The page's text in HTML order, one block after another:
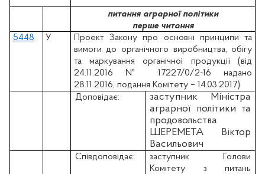
питання аграрної політики
перше читання
5448
У
Проект Закону про основні принципи та
вимоги до органічного виробництва, обігу
та маркування органічної продукції (вiд
24.11.2016 № 17227/0/2-16 надано
28.11.2016, подання Комітету – 14.03.2017)
Доповідає:
заступник Міністра
аграрної політики та
продовольства
ШЕРЕМЕТА Віктор
Васильович
Співдоповідає:
заступник Голови
Комітету з питань